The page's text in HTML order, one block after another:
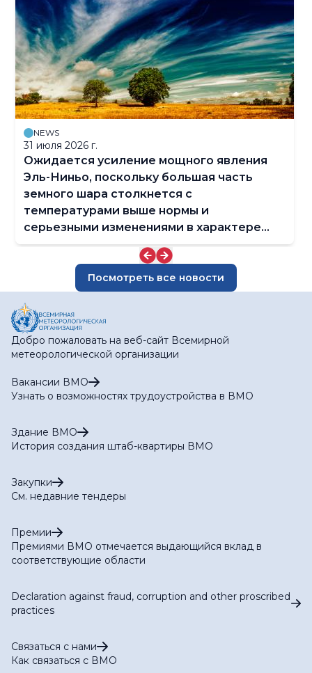
NEWS
31 июля 2026 г.
Ожидается усиление мощного явления
Эль-Ниньо, поскольку большая часть
земного шара столкнется с
температурами выше нормы и
серьезными изменениями в характере
осадков
Посмотреть все новости
Добро пожаловать на веб-сайт Всемирной
метеорологической организации
Вакансии ВМО
Узнать о возможностях трудоустройства в ВМО
Здание ВМО
История создания штаб-квартиры ВМО
Закупки
См. недавние тендеры
Премии
Премиями ВМО отмечается выдающийся вклад в
соответствующие области
Declaration against fraud, corruption and other proscribed
practices
Связаться с нами
Как связаться с ВМО